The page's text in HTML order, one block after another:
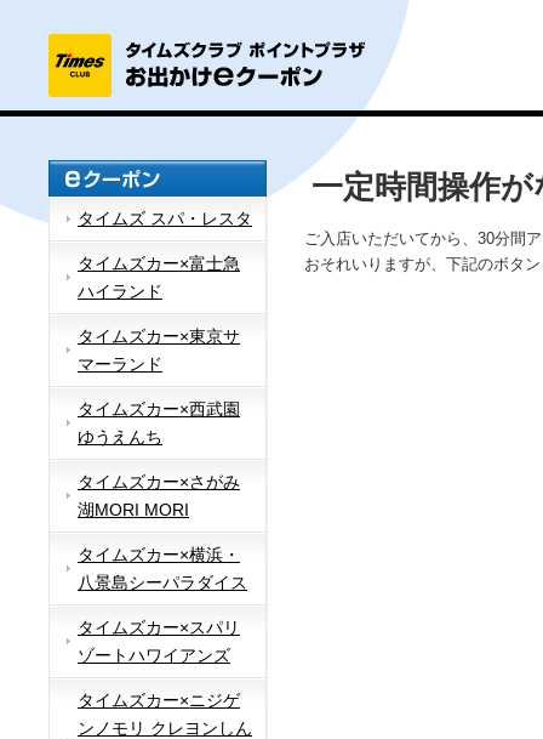
タイムズ スパ・レスタ
タイムズカー×富士急
ハイランド
タイムズカー×東京サ
マーランド
タイムズカー×西武園
ゆうえんち
タイムズカー×さがみ
湖MORI MORI
タイムズカー×横浜・
八景島シーパラダイス
タイムズカー×スパリ
ゾートハワイアンズ
タイムズカー×ニジゲ
ンノモリ クレヨンしん
一定時間操作
ご入店いただいてから、30分間
おそれいりますが、下記のボタ